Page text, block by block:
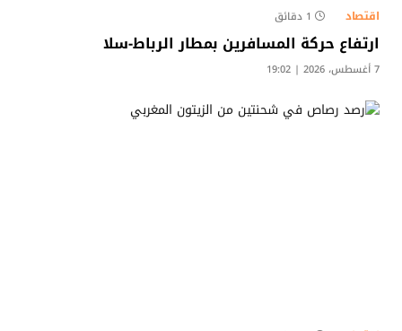
اقتصاد 1 دقائق
ارتفاع حركة المسافرين بمطار الرباط-سلا
7 أغسطس، 2026 | 19:02